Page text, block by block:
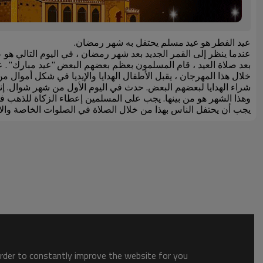
عيد الفطر هو عيد مسلم يحتفل به شهر رمضان.
عندما ينظر إلى القمر الجديد بعد شهر رمضان ، في اليوم التالي
بعد صلاة العيد ، قام المسلمون بعظم بعضهم البعض "عيد مبارك".
خلال هذا المهرجان ، يقبل الأطفال الهدايا والإيديا في شكل أموال
شراء الهدايا لبعضهم البعض. حدث في اليوم الأول من شهر
وهذا الشهر هو من بينها. يجب على المسلمين إعطاء الزكاة للذهب
يجب أن يحتفل الناس بهذا من خلال الصلاة في الصلوات الخاصة
to constantly improve the website for you.